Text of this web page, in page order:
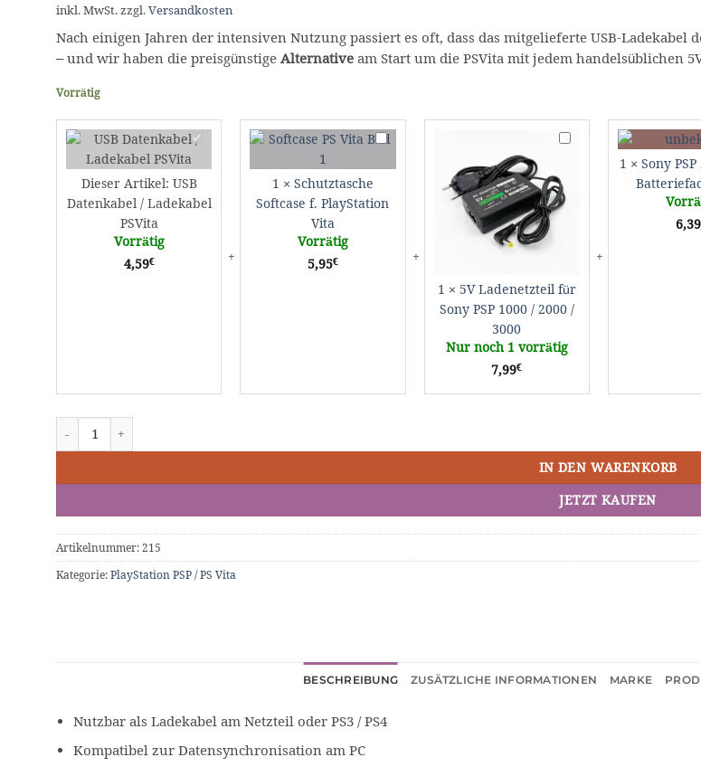
inkl. MwSt.zzgl.Versandkosten
Nach einigen Jahren der intensiven Nutzung passiert es oft, dass das mitgelieferte USB-
– und wir haben die preisgünstige Alternative am Start um die PSVita mit jedem handelsüblichen
Vorrätig
USB
Datenkabel
Ladekabel
PSVita
Dieser Artikel: USB
Datenkabel / Ladekabel
PSVita
Vorrätig
4,59€
Schutztasche
PlayStation
Vita
1 × Schutztasche
Softcase f. PlayStation
Vita
Vorrätig
5,95€
5V
Ladenetzteil
für
Sony
PSP
3000
1 × 5V Ladenetzteil für
Sony PSP 1000 / 2000 /
3000
Nur noch 1 vorrätig
7,99€
1 ×Sony
6,39
IN DEN WARENKORB
JETZT KAUFEN
Artikelnummer: 215
Kategorie: PlayStation PSP / PS Vita
BESCHREIBUNG ZUSÄTZLICHE INFORMATIONEN MARKE
Nutzbar als Ladekabel am Netzteil oder PS3 / PS4
Kompatibel zur Datensynchronisation am PC